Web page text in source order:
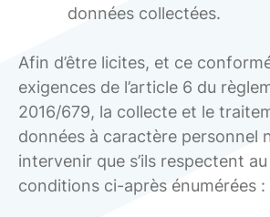
données collectées.
Afin d’être licites, et ce
exigences de l’article 6 du
2016/679, la collecte et le
données à caractère personnel
intervenir que s’ils respectent au
conditions ci-après énumérées :